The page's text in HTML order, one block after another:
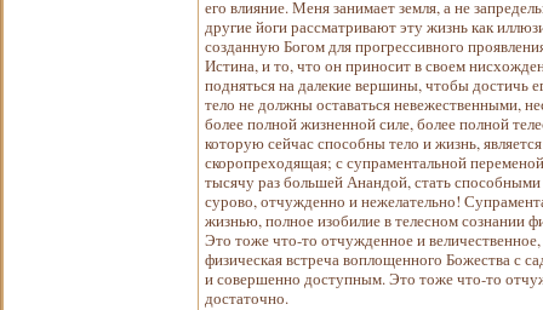
его влияние. Меня занимает земля, а не
другие йоги рассматривают эту жизнь как
созданную Богом для прогрессивного
Истина, и то, что он приносит в своем
подняться на далекие вершины, чтобы достичь
тело не должны оставаться невежественными,
более полной жизненной силе, более полной
которую сейчас способны тело и жизнь,
скоропреходящая; с супраментальной
тысячу раз большей Анандой, стать
сурово, отчужденно и нежелательно!
жизнью, полное изобилие в телесном сознании
Это тоже что-то отчужденное и
физическая встреча воплощенного Божества с
и совершенно доступным. Это тоже что-то
достаточно.